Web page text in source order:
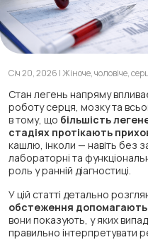
Січ 20, 2026 | Жіноче, чоловіче,
Стан легень напряму
роботу серця, мозку та
в тому, що більшість
стадіях протікають
кашлю, інколи — навіть без
лабораторні та
роль у ранній діагностиці.
У цій статті детально
обстеження допомагають
вони показують, у яких
правильно інтерпретувати